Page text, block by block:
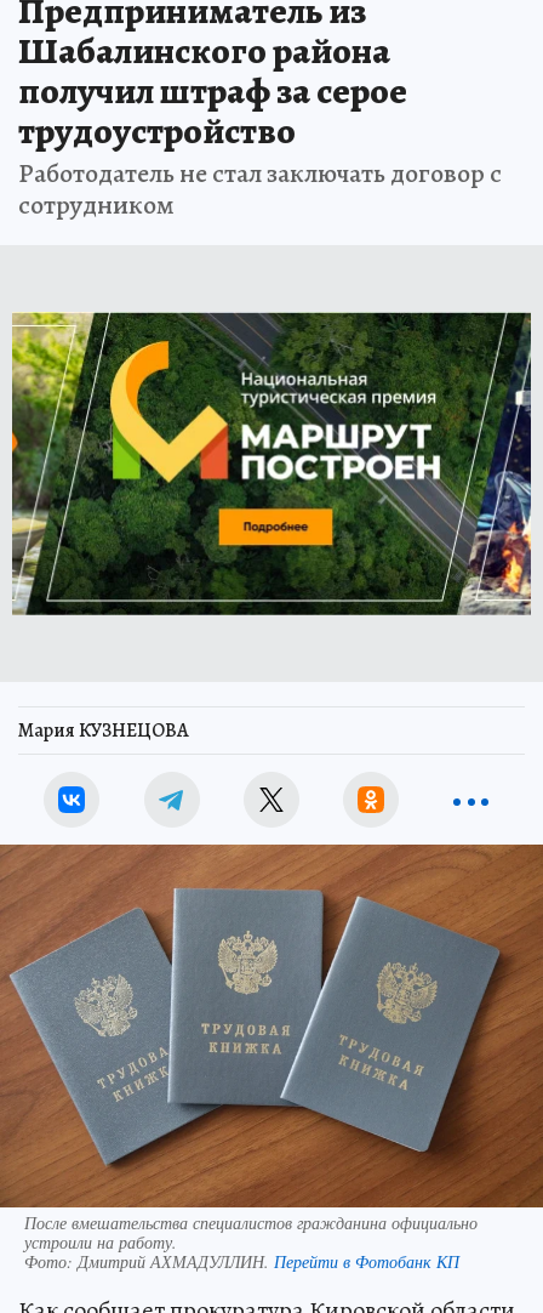
Предприниматель из
Шабалинского района
получил штраф за серое
трудоустройство
Работодатель не стал заключать договор с
сотрудником
Мария КУЗНЕЦОВА
После вмешательства специалистов гражданина официально
устроили на работу.
Фото:Дмитрий АХМАДУЛЛИН. Перейти в Фотобанк КП